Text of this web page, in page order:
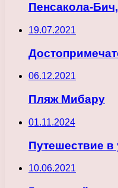
Пенсакола-
19.07.2021
06.12.2021
Пляж Мибару
01.11.2024
Путешествие
10.06.2021